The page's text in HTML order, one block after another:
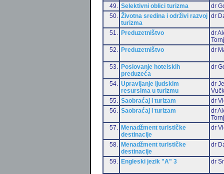
49.
Selektivni oblici turizma
dr
50.
Životna sredina i održivi razvoj
turizma
dr
51. Preduzetništvo
dr
52.
Preduzetništvo dr
53.
Poslovanje hotelskih
preduzeća
dr
54.
Upravljanje ljudskim
resursima u turizmu
dr
55.
Saobraćaj i turizam
dr
56.
Saobraćaj i turizam
dr
57.
Menadžment turističke
destinacije
dr
58.
Menadžment turističke
destinacije
dr
59. Engleski jezik "A" 3 dr